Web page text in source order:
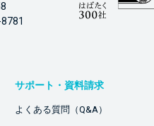
サポート・資料請求
よくある質問（Q&A）